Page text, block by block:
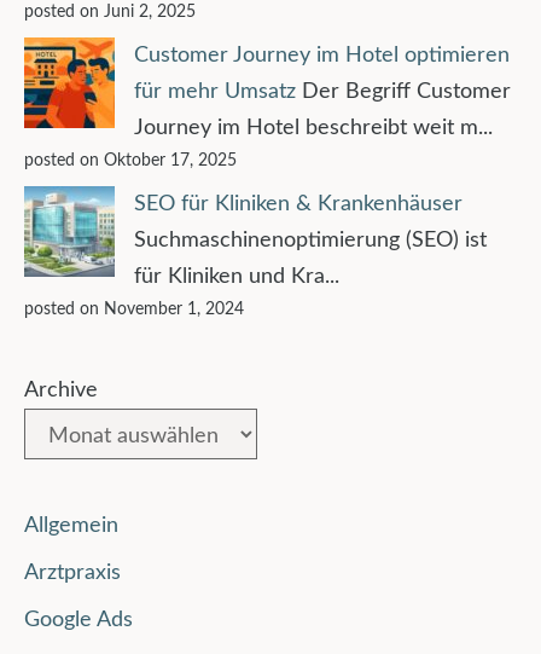
posted on Juni 2, 2025
Customer Journey im Hotel optimieren
für mehr Umsatz Der Begriff Customer
Journey im Hotel beschreibt weit m...
posted on Oktober 17, 2025
SEO für Kliniken & Krankenhäuser
Suchmaschinenoptimierung (SEO) ist
für Kliniken und Kra...
posted on November 1, 2024
Archive
Allgemein
Arztpraxis
Google Ads